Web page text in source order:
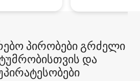
პირობები გრძელი
და